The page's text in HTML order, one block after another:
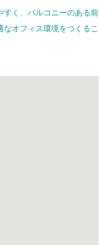
すく、バルコニーのある前
オフィス環境をつくるこ